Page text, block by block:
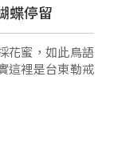
蝶停留
花蜜，如此鳥語
這裡是台東勒戒